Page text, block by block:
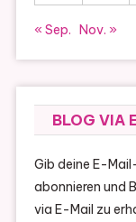
« Sep. Nov. »
BLOG VIA
Gib deine E-
abonnieren und
via E-Mail zu